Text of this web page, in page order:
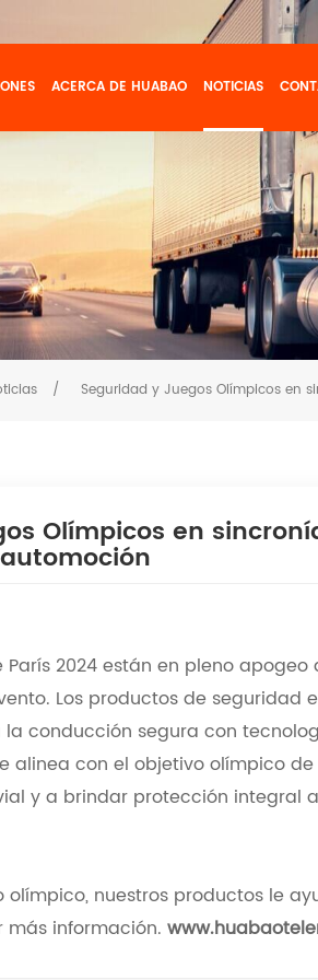
ACERCA DE HUABAO NOTICIAS
/ Seguridad y Juegos Olímpicos en
Olímpicos en
París 2024 están en pleno
Los productos de
conducción segura con
alinea con el objetivo olímpico
y a brindar protección integral
olímpico, nuestros productos le
información.